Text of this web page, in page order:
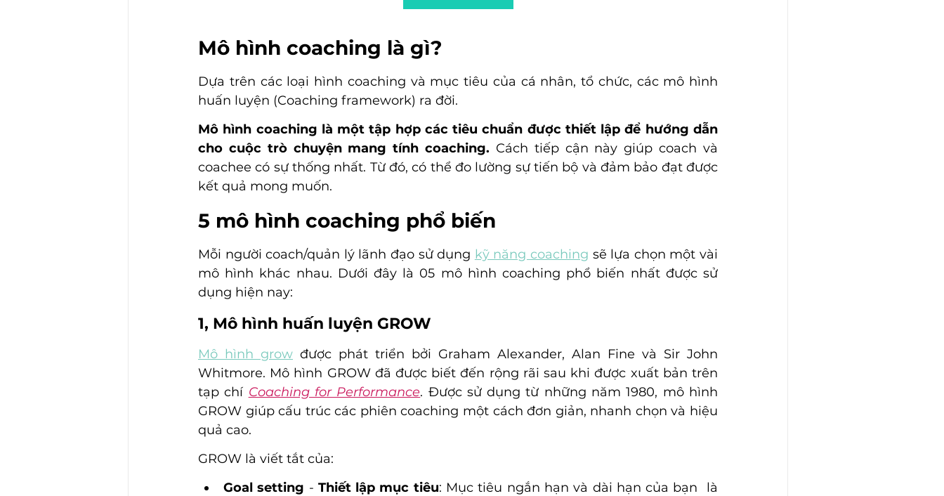
Mô hình coaching là gì?
Dựa trên các loại hình coaching và mục tiêu của cá nhân, tổ chức, các mô hình
huấn luyện (Coaching framework) ra đời.
Mô hình coaching là một tập hợp các tiêu chuẩn được thiết lập để hướng dẫn
cho cuộc trò chuyện mang tính coaching. Cách tiếp cận này giúp coach và
coachee có sự thống nhất. Từ đó, có thể đo lường sự tiến bộ và đảm bảo đạt được
kết quả mong muốn.
5 mô hình coaching phổ biến
Mỗi người coach/quản lý lãnh đạo sử dụng kỹ năng coaching sẽ lựa chọn một vài
mô hình khác nhau. Dưới đây là 05 mô hình coaching phổ biến nhất được sử
dụng hiện nay:
1, Mô hình huấn luyện GROW
Mô hình grow được phát triển bởi Graham Alexander, Alan Fine và Sir John
Whitmore. Mô hình GROW đã được biết đến rộng rãi sau khi được xuất bản trên
tạp chí Coaching for Performance. Được sử dụng từ những năm 1980, mô hình
GROW giúp cấu trúc các phiên coaching một cách đơn giản, nhanh chọn và hiệu
quả cao.
GROW là viết tắt của:
Goal setting - Thiết lập mục tiêu: Mục tiêu ngắn hạn và dài hạn của bạn  là